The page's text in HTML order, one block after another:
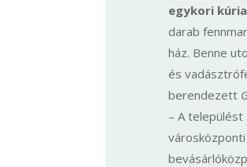
egykori
darab
ház. Benne
és
berendezett
– A települést